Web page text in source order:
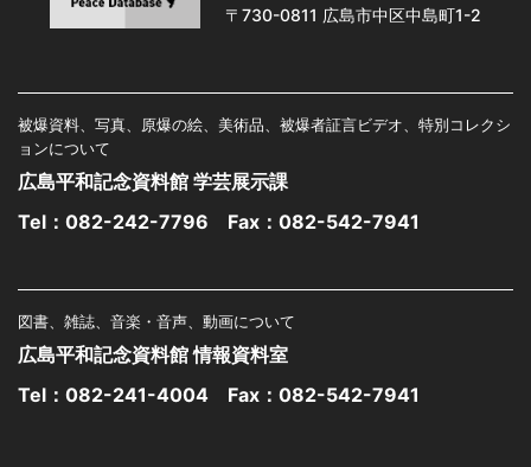
〒730-0811 広島市中区中島町1-2
被爆資料、写真、原爆の絵、美術品、被爆者証言ビデオ、特別コレクシ
ョンについて
広島平和記念資料館 学芸展示課
Tel： 082-242-7796 Fax：082-542-7941
図書、雑誌、音楽・音声、動画について
広島平和記念資料館 情報資料室
Tel： 082-241-4004 Fax：082-542-7941